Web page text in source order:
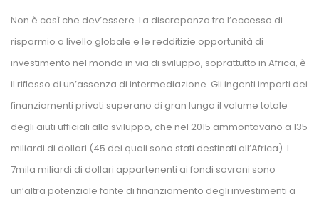
Non è così che dev’essere. La discrepanza tra l’eccesso di
risparmio a livello globale e le redditizie opportunità di
investimento nel mondo in via di sviluppo, soprattutto in Africa, è
il riflesso di un’assenza di intermediazione. Gli ingenti importi dei
finanziamenti privati superano di gran lunga il volume totale
degli aiuti ufficiali allo sviluppo, che nel 2015 ammontavano a 135
miliardi di dollari (45 dei quali sono stati destinati all’Africa). I
7mila miliardi di dollari appartenenti ai fondi sovrani sono
un’altra potenziale fonte di finanziamento degli investimenti a